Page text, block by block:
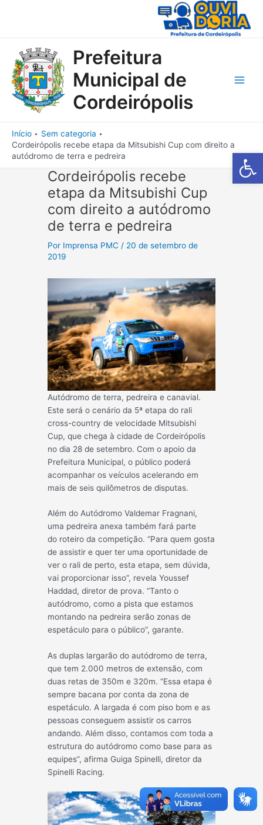
Barra de
Prefeitura
Municipal de
Cordeirópolis
Início
Sem categoria
Cordeirópolis recebe etapa da Mitsubishi Cup com direito a
autódromo de terra e pedreira
Cordeirópolis recebe
etapa da Mitsubishi Cup
com direito a autódromo
de terra e pedreira
Por Imprensa PMC / 20 de setembro de
2019
Autódromo de terra, pedreira e canavial.
Este será o cenário da 5ª etapa do rali
cross-country de velocidade Mitsubishi
Cup, que chega à cidade de Cordeirópolis
no dia 28 de setembro. Com o apoio da
Prefeitura Municipal, o público poderá
acompanhar os veículos acelerando em
mais de seis quilômetros de disputas.
Além do Autódromo Valdemar Fragnani,
uma pedreira anexa também fará parte
do roteiro da competição. “Para quem gosta
de assistir e quer ter uma oportunidade de
ver o rali de perto, esta etapa, sem dúvida,
vai proporcionar isso”, revela Youssef
Haddad, diretor de prova. “Tanto o
autódromo, como a pista que estamos
montando na pedreira serão zonas de
espetáculo para o público”, garante.
As duplas largarão do autódromo de terra,
que tem 2.000 metros de extensão, com
duas retas de 350m e 320m. “Essa etapa é
sempre bacana por conta da zona de
espetáculo. A largada é com piso bom e as
pessoas conseguem assistir os carros
andando. Além disso, contamos com toda a
estrutura do autódromo como base para as
equipes”, afirma Guiga Spinelli, diretor da
Spinelli Racing.